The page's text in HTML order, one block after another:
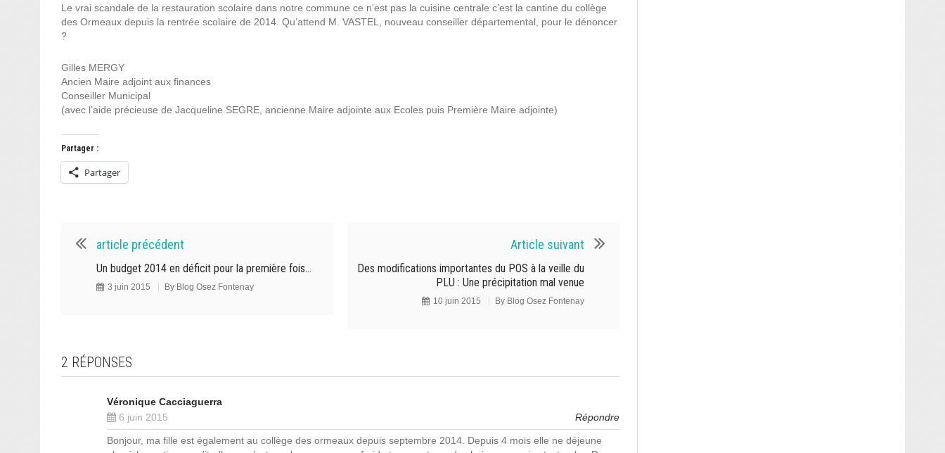
Le vrai scandale de la restauration scolaire dans notre commune ce n’est pas la cuisine centrale c’est la cantine du collège
des Ormeaux depuis la rentrée scolaire de 2014. Qu’attend M. VASTEL, nouveau conseiller départemental, pour le dénoncer
?
Gilles MERGY
Ancien Maire adjoint aux finances
Conseiller Municipal
(avec l’aide précieuse de Jacqueline SEGRE, ancienne Maire adjointe aux Ecoles puis Première Maire adjointe)
Partager :
Partager
article précédent
Un budget 2014 en déficit pour la première fois…
3 juin 2015 By Blog Osez Fontenay
Article suivant
Des modifications importantes du POS à la veille du
PLU : Une précipitation mal venue
10 juin 2015 By Blog Osez Fontenay
2 RÉPONSES
Véronique Cacciaguerra
6 juin 2015
Répondre
Bonjour, ma fille est également au collège des ormeaux depuis septembre 2014. Depuis 4 mois elle ne déjeune